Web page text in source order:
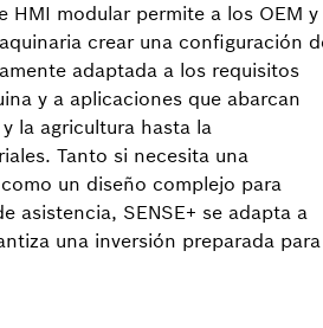
HMI modular permite a los OEM y
crear una configuración
adaptada a los requisitos
y a aplicaciones que abarcan
la agricultura hasta la
Tanto si necesita una
un diseño complejo para
asistencia, SENSE+ se adapta a
una inversión preparada para